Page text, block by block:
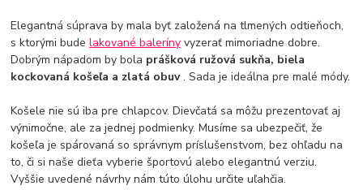
Elegantná súprava by mala byť založená na tlmených odtieňoch,
s ktorými budelakované baleríny vyzerať mimoriadne dobre.
Dobrým nápadom by bola prášková ružová sukňa, biela
kockovaná košeľa a zlatá obuv. Sada je ideálna pre malé módy.
Košele nie sú iba pre chlapcov. Dievčatá sa môžu prezentovať aj
výnimočne, ale za jednej podmienky. Musíme sa ubezpečiť, že
košeľa je spárovaná so správnym príslušenstvom, bez ohľadu na
to, či si naše dieťa vyberie športovú alebo elegantnú verziu.
Vyššie uvedené návrhy nám túto úlohu určite uľahčia.